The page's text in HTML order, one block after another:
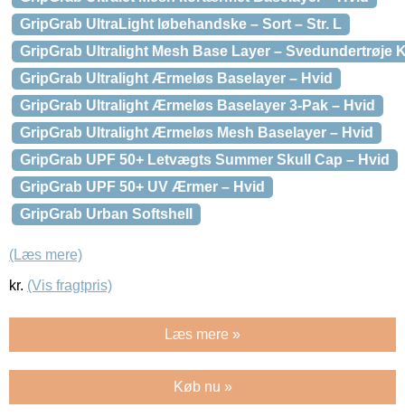
GripGrab UltraLight løbehandske – Sort – Str. L
GripGrab Ultralight Mesh Base Layer – Svedundertrøje
GripGrab Ultralight Ærmeløs Baselayer – Hvid
GripGrab Ultralight Ærmeløs Baselayer 3-Pak – Hvid
GripGrab Ultralight Ærmeløs Mesh Baselayer – Hvid
GripGrab UPF 50+ Letvægts Summer Skull Cap – Hvid
GripGrab UPF 50+ UV Ærmer – Hvid
GripGrab Urban Softshell
(Læs mere)
kr. (Vis fragtpris)
Læs mere »
Køb nu »